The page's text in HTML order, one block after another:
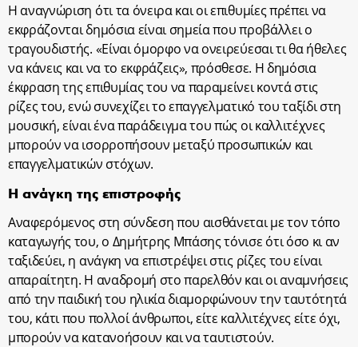
Η αναγνώριση ότι τα όνειρα και οι επιθυμίες πρέπει να
εκφράζονται δημόσια είναι σημεία που προβάλλει ο
τραγουδιστής. «Είναι όμορφο να ονειρεύεσαι τι θα ήθελες
να κάνεις και να το εκφράζεις», πρόσθεσε. Η δημόσια
έκφραση της επιθυμίας του να παραμείνει κοντά στις
ρίζες του, ενώ συνεχίζει το επαγγελματικό του ταξίδι στη
μουσική, είναι ένα παράδειγμα του πώς οι καλλιτέχνες
μπορούν να ισορροπήσουν μεταξύ προσωπικών και
επαγγελματικών στόχων.
Η ανάγκη της επιστροφής
Αναφερόμενος στη σύνδεση που αισθάνεται με τον τόπο
καταγωγής του, ο Δημήτρης Μπάσης τόνισε ότι όσο κι αν
ταξιδεύει, η ανάγκη να επιστρέψει στις ρίζες του είναι
απαραίτητη. Η αναδρομή στο παρελθόν και οι αναμνήσεις
από την παιδική του ηλικία διαμορφώνουν την ταυτότητά
του, κάτι που πολλοί άνθρωποι, είτε καλλιτέχνες είτε όχι,
μπορούν να κατανοήσουν και να ταυτιστούν.